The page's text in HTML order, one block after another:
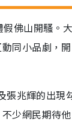
佛山開騷。大
同小品劇，開
張兆輝的出現
少網民期待他